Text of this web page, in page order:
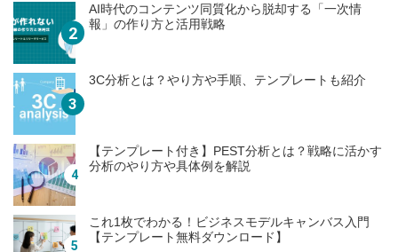
AI時代のコンテンツ同質化から脱却する「一次情
報」の作り方と活用戦略
3C分析とは？やり方や手順、テンプレートも紹介
【テンプレート付き】PEST分析とは？戦略に活かす
分析のやり方や具体例を解説
これ1枚でわかる！ビジネスモデルキャンバス入門
【テンプレート無料ダウンロード】